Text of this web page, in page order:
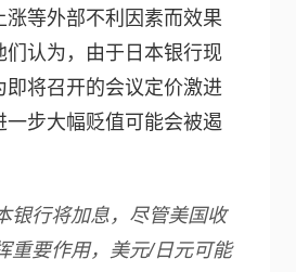
涨等外部不利因素而效果
们认为，由于日本银行现
即将召开的会议定价激进
一步大幅贬值可能会被遏
银行将加息，尽管美国收
重要作用，美元/日元可能